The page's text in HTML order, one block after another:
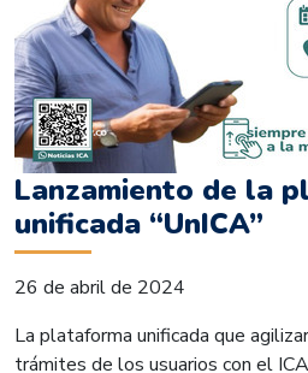
Lanzamiento de la
unificada “UnICA”
26 de abril de 2024
La plataforma unificada que
trámites de los usuarios con el